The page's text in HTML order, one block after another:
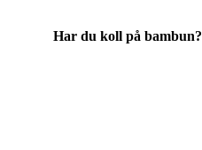
Har du koll på bambun?